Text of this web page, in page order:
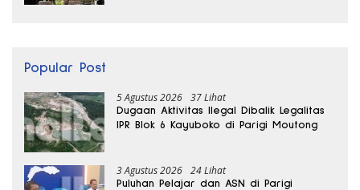
Popular Post
5 Agustus 2026 37 Lihat
Dugaan Aktivitas Ilegal Dibalik Legalitas
IPR Blok 6 Kayuboko di Parigi Moutong
3 Agustus 2026 24 Lihat
Puluhan Pelajar dan ASN di Parigi